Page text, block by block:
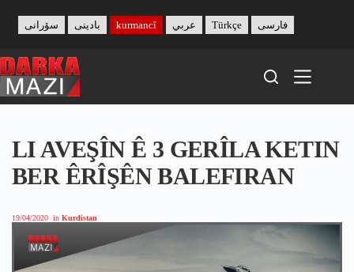
content
بادینی سۆرانی kurmancî عربي Türkçe فارسی
LI AVEŞÎN Ê 3 GERÎLA KETIN
BER ÊRÎŞÊN BALEFIRAN
19/04/2020 in Kurdistan